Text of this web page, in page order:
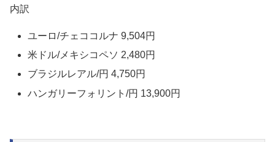
内訳
ユーロ/チェココルナ 9,504円
米ドル/メキシコペソ 2,480円
ブラジルレアル/円 4,750円
ハンガリーフォリント/円 13,900円